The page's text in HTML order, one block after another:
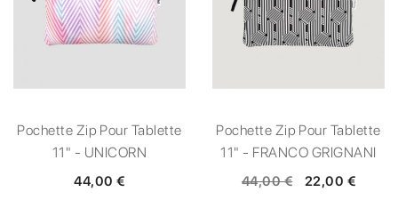
Pochette Zip Pour Tablette
11" - UNICORN
44,00 €
Pochette Zip Pour Tablette
11" - FRANCO GRIGNANI
44,00 € 22,00 €